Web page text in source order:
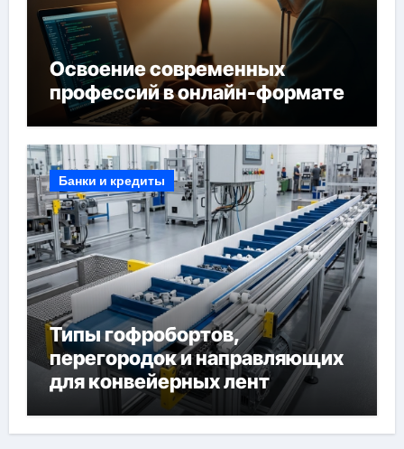
Освоение современных
профессий в онлайн-формате
Банки и кредиты
Типы гофробортов,
перегородок и направляющих
для конвейерных лент